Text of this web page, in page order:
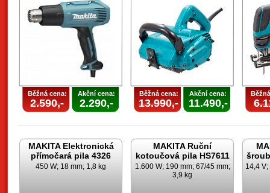
Běžná cena:
2.590,-
Akční cena:
2.290,-
Běžná cena:
13.990,-
Akční cena:
11.490,-
MAKITA Elektronická
přímočará pila 4326
450 W; 18 mm; 1,8 kg
MAKITA Ruční
kotoučová pila HS7611
1.600 W; 190 mm; 67/45 mm;
3,9 kg
14,4